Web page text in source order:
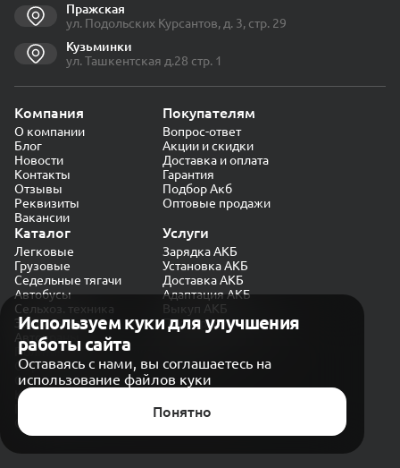
Используем куки для улучшения
работы сайта
Оставаясь с нами, вы соглашаетесь на
использование файлов куки
Понятно
Пражская
ул. Подольских Курсантов, д. 3, стр. 29
Кузьминки
ул. Ташкентская д.28 стр. 1
Компания
О компании
Блог
Новости
Контакты
Отзывы
Реквизиты
Вакансии
Покупателям
Вопрос-ответ
Акции и скидки
Доставка и оплата
Гарантия
Подбор Акб
Оптовые продажи
Каталог
Легковые
Грузовые
Седельные тягачи
Автобусы
Сельхоз. техника
Экскаваторы
Автокраны
Услуги
Зарядка АКБ
Установка АКБ
Доставка АКБ
Адаптация АКБ
Выкуп АКБ
Проверка генератора
Политика конфиденциальности
Обработка персональных данных
Согласие на обработку в «Яндекс.Метрика»
Карта сайта
© CARAKB 2026. Все права защищены